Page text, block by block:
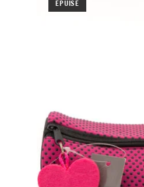
ÉPUISÉ